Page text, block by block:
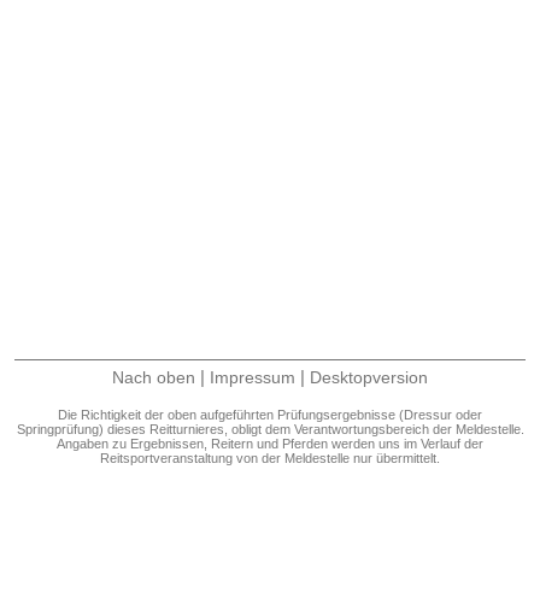
Nach oben | Impressum | Desktopversion
Die Richtigkeit der oben aufgeführten Prüfungsergebnisse (Dressur oder
Springprüfung) dieses Reitturnieres, obligt dem Verantwortungsbereich der Meldestelle.
Angaben zu Ergebnissen, Reitern und Pferden werden uns im Verlauf der
Reitsportveranstaltung von der Meldestelle nur übermittelt.